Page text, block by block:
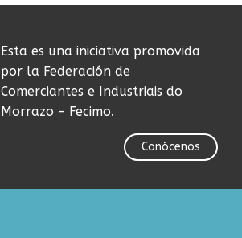
Esta es una iniciativa promovida
por la Federación de
Comerciantes e Industriais do
Morrazo - Fecimo.
Conócenos